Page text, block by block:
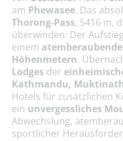
am Phewasee. Das
Thorong-Pass, 5416 m,
überwinden: Der
einem
Höhenmetern.
Lodges der
Kathmandu,
Hotels für zusätzlichen
ein unvergessliches
Abwechslung,
sportlicher